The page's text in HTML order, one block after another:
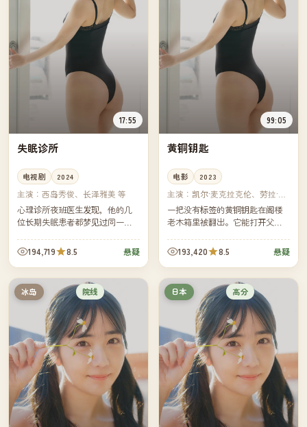
17:55
失眠诊所
电视剧 2024
主演： 西岛秀俊、长泽雅美 等
心理诊所夜班医生发现，他的几
位长期失眠患者都梦见过同一个
时被遗忘的旧居。
194,719 8.5 悬疑
99:05
黄铜钥匙
电影 2023
主演： 凯尔·麦克拉克伦、劳拉·邓
恩 等
一把没有标签的黄铜钥匙在阁楼
老木箱里被翻出。它能打开父亲
只抽屉里装着家族三代人都不愿
提起的旧事。
193,420 8.5 悬疑
冰岛 院线 日本 高分